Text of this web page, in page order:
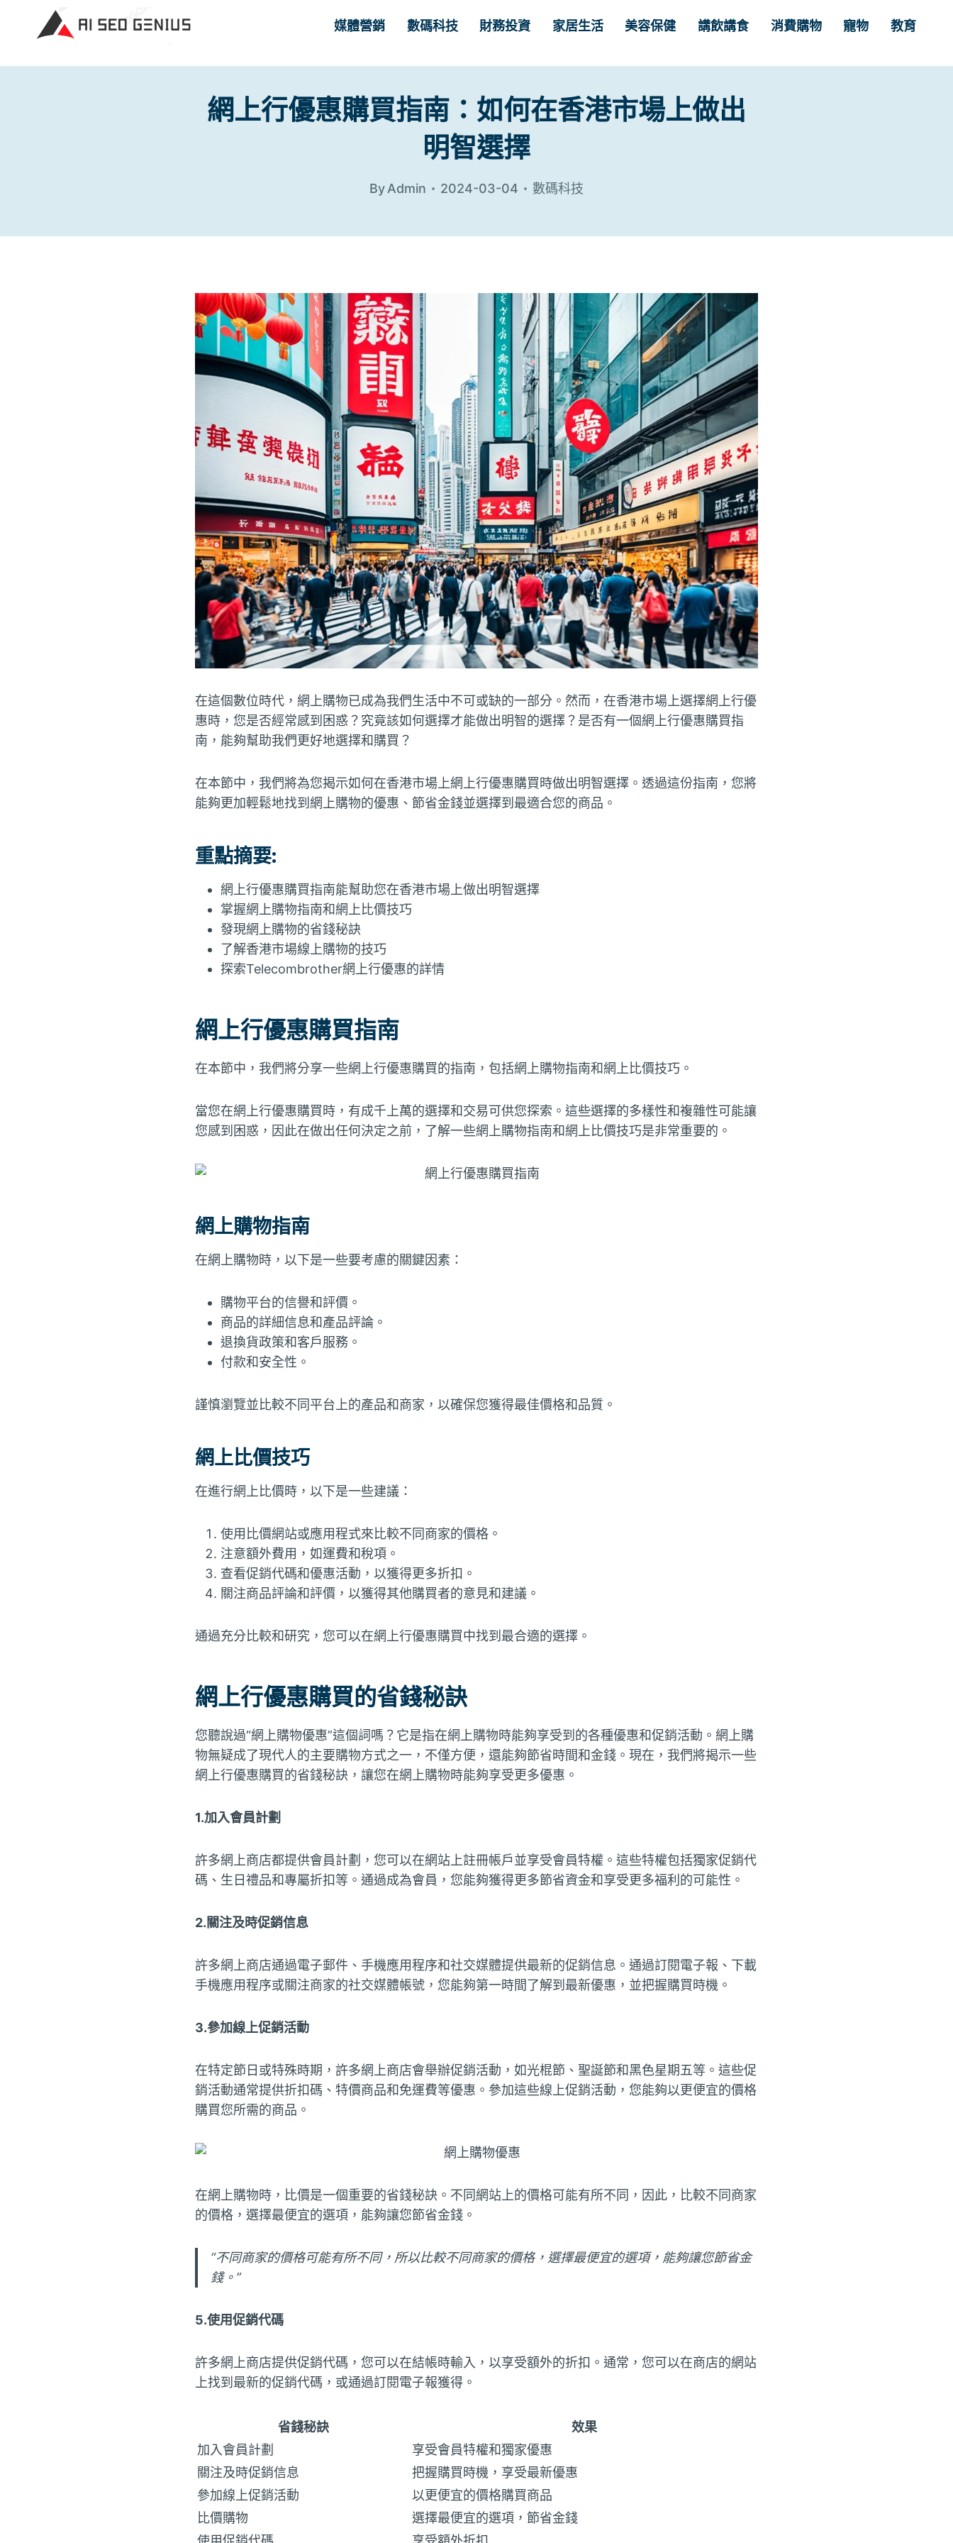
媒體營銷 數碼科技 財務投資 家居生活 美容保健 講飲講食 消費購物 寵物 教育
網上行優惠購買指南：如何在香港市場上做出
明智選擇
ByAdmin 2024-03-04 數碼科技
在這個數位時代，網上購物已成為我們生活中不可或缺的一部分。然而，在香港市場上選擇網上行優
惠時，您是否經常感到困惑？究竟該如何選擇才能做出明智的選擇？是否有一個網上行優惠購買指
南，能夠幫助我們更好地選擇和購買？
在本節中，我們將為您揭示如何在香港市場上網上行優惠購買時做出明智選擇。透過這份指南，您將
能夠更加輕鬆地找到網上購物的優惠、節省金錢並選擇到最適合您的商品。
重點摘要:
網上行優惠購買指南能幫助您在香港市場上做出明智選擇
掌握網上購物指南和網上比價技巧
發現網上購物的省錢秘訣
了解香港市場線上購物的技巧
探索Telecombrother網上行優惠的詳情
網上行優惠購買指南
在本節中，我們將分享一些網上行優惠購買的指南，包括網上購物指南和網上比價技巧。
當您在網上行優惠購買時，有成千上萬的選擇和交易可供您探索。這些選擇的多樣性和複雜性可能讓
您感到困惑，因此在做出任何決定之前，了解一些網上購物指南和網上比價技巧是非常重要的。
網上購物指南
在網上購物時，以下是一些要考慮的關鍵因素：
購物平台的信譽和評價。
商品的詳細信息和產品評論。
退換貨政策和客戶服務。
付款和安全性。
謹慎瀏覽並比較不同平台上的產品和商家，以確保您獲得最佳價格和品質。
網上比價技巧
在進行網上比價時，以下是一些建議：
使用比價網站或應用程式來比較不同商家的價格。
注意額外費用，如運費和稅項。
查看促銷代碼和優惠活動，以獲得更多折扣。
關注商品評論和評價，以獲得其他購買者的意見和建議。
通過充分比較和研究，您可以在網上行優惠購買中找到最合適的選擇。
網上行優惠購買的省錢秘訣
您聽說過“網上購物優惠”這個詞嗎？它是指在網上購物時能夠享受到的各種優惠和促銷活動。網上購
物無疑成了現代人的主要購物方式之一，不僅方便，還能夠節省時間和金錢。現在，我們將揭示一些
網上行優惠購買的省錢秘訣，讓您在網上購物時能夠享受更多優惠。
1.加入會員計劃
許多網上商店都提供會員計劃，您可以在網站上註冊帳戶並享受會員特權。這些特權包括獨家促銷代
碼、生日禮品和專屬折扣等。通過成為會員，您能夠獲得更多節省資金和享受更多福利的可能性。
2.關注及時促銷信息
許多網上商店通過電子郵件、手機應用程序和社交媒體提供最新的促銷信息。通過訂閱電子報、下載
手機應用程序或關注商家的社交媒體帳號，您能夠第一時間了解到最新優惠，並把握購買時機。
3.參加線上促銷活動
在特定節日或特殊時期，許多網上商店會舉辦促銷活動，如光棍節、聖誕節和黑色星期五等。這些促
銷活動通常提供折扣碼、特價商品和免運費等優惠。參加這些線上促銷活動，您能夠以更便宜的價格
購買您所需的商品。
在網上購物時，比價是一個重要的省錢秘訣。不同網站上的價格可能有所不同，因此，比較不同商家
的價格，選擇最便宜的選項，能夠讓您節省金錢。
“不同商家的價格可能有所不同，所以比較不同商家的價格，選擇最便宜的選項，能夠讓您節省金
錢。”
5.使用促銷代碼
許多網上商店提供促銷代碼，您可以在結帳時輸入，以享受額外的折扣。通常，您可以在商店的網站
上找到最新的促銷代碼，或通過訂閱電子報獲得。
省錢秘訣
效果
加入會員計劃
享受會員特權和獨家優惠
關注及時促銷信息
把握購買時機，享受最新優惠
參加線上促銷活動
以更便宜的價格購買商品
比價購物
選擇最便宜的選項，節省金錢